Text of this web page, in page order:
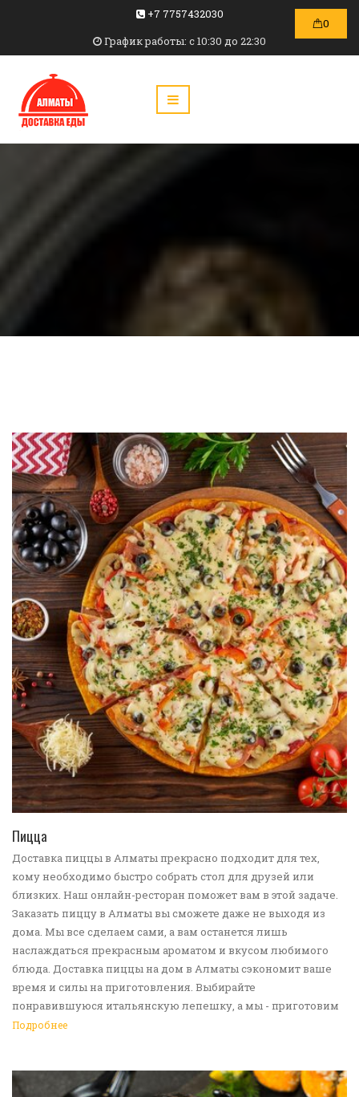
+7 7757432030
График работы: c 10:30 до 22:30
0
Пицца
Доставка пиццы в Алматы прекрасно подходит для тех,
кому необходимо быстро собрать стол для друзей или
близких. Наш онлайн-ресторан поможет вам в этой задаче.
Заказать пиццу в Алматы вы сможете даже не выходя из
дома. Мы все сделаем сами, а вам останется лишь
наслаждаться прекрасным ароматом и вкусом любимого
блюда. Доставка пиццы на дом в Алматы сэкономит ваше
время и силы на приготовления. Выбирайте
понравившуюся итальянскую лепешку, а мы - приготовим
ее в лучших традициях. Доставка еды в Алматы -
Подробнее